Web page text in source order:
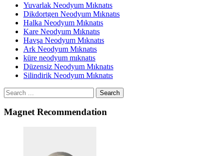
Yuvarlak Neodyum Mıknatıs
Dikdortgen Neodyum Mıknatıs
Halka Neodyum Mıknatıs
Kare Neodyum Mıknatıs
Havşa Neodyum Mıknatıs
Ark Neodyum Mıknatıs
küre neodyum mıknatıs
Düzensiz Neodyum Mıknatıs
Silindirik Neodyum Mıknatıs
Search
Magnet Recommendation